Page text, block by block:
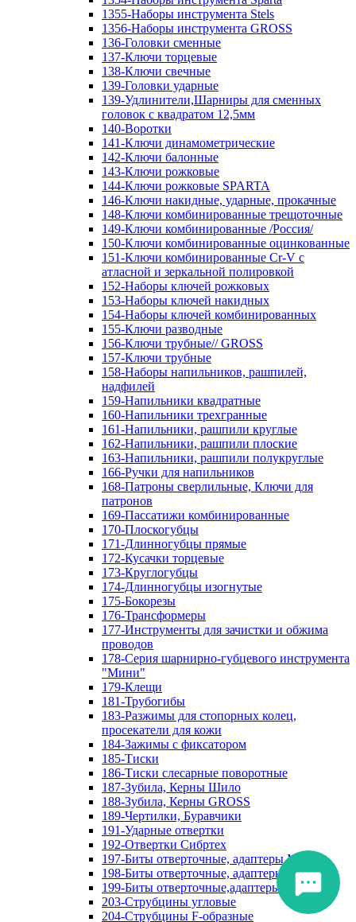
1355-Наборы инструмента Stels
1356-Наборы инструмента GROSS
136-Головки сменные
137-Ключи торцевые
138-Ключи свечные
139-Головки ударные
139-Удлинители,Шарниры для сменных
головок с квадратом 12,5мм
140-Воротки
141-Ключи динамометрические
142-Ключи балонные
143-Ключи рожковые
144-Ключи рожковые SPARTA
146-Ключи накидные, ударные, прокачные
148-Ключи комбинированные трещоточные
149-Ключи комбинированные /Россия/
150-Ключи комбинированные оцинкованные
151-Ключи комбинированные Cr-V с
атласной и зеркальной полировкой
152-Наборы ключей рожковых
153-Наборы ключей накидных
154-Наборы ключей комбинированных
155-Ключи разводные
156-Ключи трубные// GROSS
157-Ключи трубные
158-Наборы напильников, рашпилей,
надфилей
159-Напильники квадратные
160-Напильники трехгранные
161-Напильники, рашпили круглые
162-Напильники, рашпили плоские
163-Напильники, рашпили полукруглые
166-Ручки для напильников
168-Патроны сверлильные, Ключи для
патронов
169-Пассатижи комбинированные
170-Плоскогубцы
171-Длинногубцы прямые
172-Кусачки торцевые
173-Круглогубцы
174-Длинногубцы изогнутые
175-Бокорезы
176-Трансформеры
177-Инструменты для зачистки и обжима
проводов
178-Серия шарнирно-губцевого инструмента
"Мини"
179-Клещи
181-Трубогибы
183-Разжимы для стопорных колец,
просекатели для кожи
184-Зажимы с фиксатором
185-Тиски
186-Тиски слесарные поворотные
187-Зубила, Керны Шило
188-Зубила, Керны GROSS
189-Чертилки, Буравчики
191-Ударные отвертки
192-Отвертки Сибртех
197-Биты отверточные, адаптеры Matrix
198-Биты отверточные, адаптеры Прочие
199-Биты отверточные,адаптеры Сибртех
203-Струбцины угловые
204-Струбцины F-образные